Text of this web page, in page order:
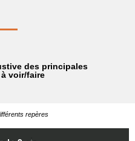
des principales
voir/faire
repères